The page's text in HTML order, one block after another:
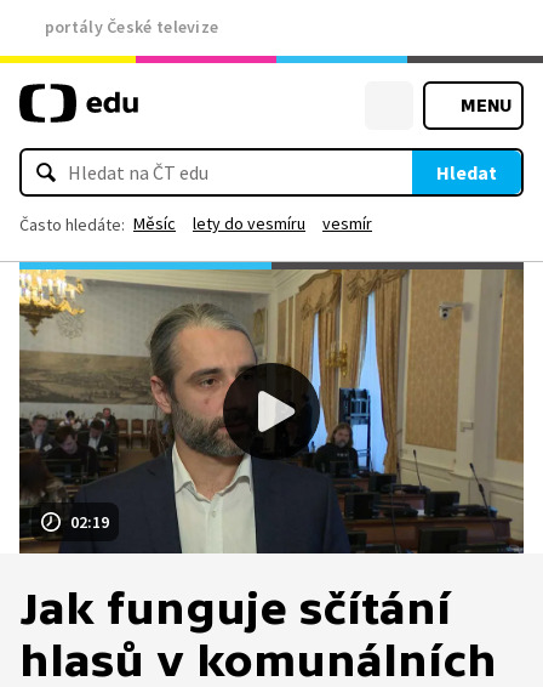
portály České televize
MENU
Hledat
Často hledáte: Měsíc lety do vesmíru vesmír
02:19
Jak funguje sčítání
hlasů v komunálních